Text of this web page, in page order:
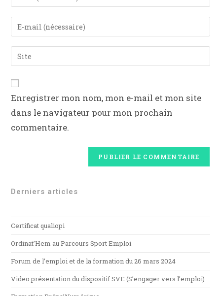
Enregistrer mon nom, mon e-mail et mon site
dans le navigateur pour mon prochain
commentaire.
Derniers articles
Certificat qualiopi
Ordinat’Hem au Parcours Sport Emploi
Forum de l’emploi et de la formation du 26 mars 2024
Video présentation du dispositif SVE (S’engager vers l’emploi)